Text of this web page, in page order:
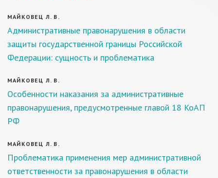
МАЙКОВЕЦ Л. В.
Административные правонарушения в области
защиты государственной границы Российской
Федерации: сущность и проблематика
МАЙКОВЕЦ Л. В.
Особенности наказания за административные
правонарушения, предусмотренные главой 18 КоАП
РФ
МАЙКОВЕЦ Л. В.
Проблематика применения мер административной
ответственности за правонарушения в области